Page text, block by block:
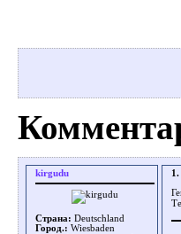
kirgudu
Страна: Deutschland
Город.: Wiesbaden
1.